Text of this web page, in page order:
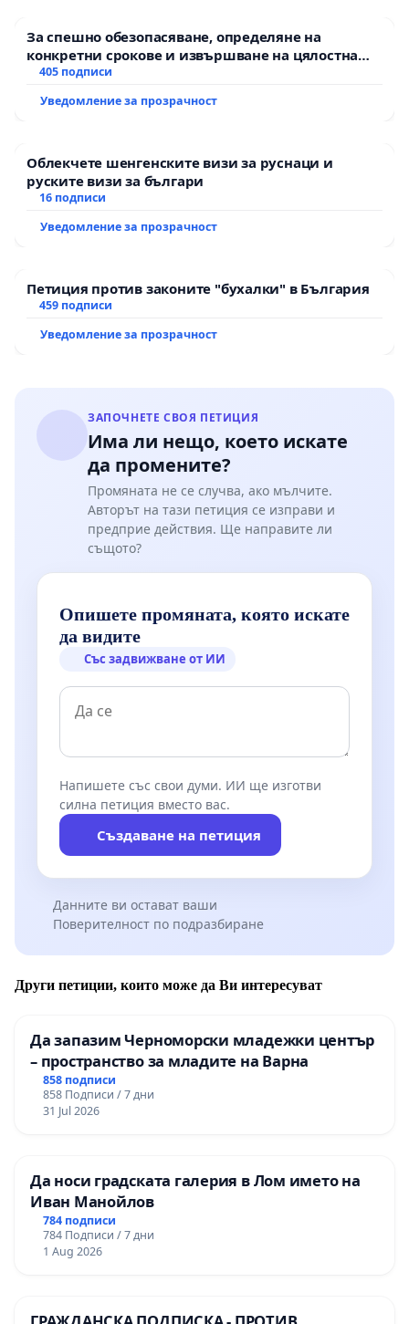
За спешно обезопасяване, определяне на
конкретни срокове и извършване на цялостна
рехабилитация на републиканския път между
Мирово - к.к. Момин проход
405 подписи
Уведомление за прозрачност
Облекчете шенгенските визи за руснаци и
руските визи за българи
16 подписи
Уведомление за прозрачност
Петиция против законите "бухалки" в България
459 подписи
Уведомление за прозрачност
ЗАПОЧНЕТЕ СВОЯ ПЕТИЦИЯ
Има ли нещо, което искате
да промените?
Промяната не се случва, ако мълчите.
Авторът на тази петиция се изправи и
предприе действия. Ще направите ли
същото?
Опишете промяната, която искате
да видите
Със задвижване от ИИ
Напишете със свои думи. ИИ ще изготви
силна петиция вместо вас.
Създаване на петиция
Данните ви остават ваши
Поверителност по подразбиране
Други петиции, които може да Ви интересуват
Да запазим Черноморски младежки център
– пространство за младите на Варна
858 подписи
858 Подписи / 7 дни
31 Jul 2026
Да носи градската галерия в Лом името на
Иван Манойлов
784 подписи
784 Подписи / 7 дни
1 Aug 2026